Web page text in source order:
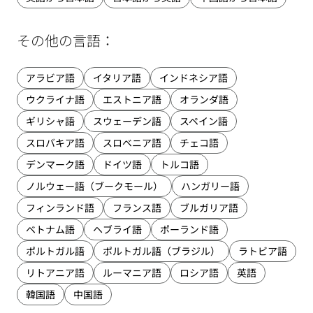
その他の言語：
アラビア語 イタリア語
インドネシア語
ウクライナ語
エストニア語
オランダ語
ギリシャ語
スウェーデン語
スペイン語
スロバキア語
スロベニア語
チェコ語
デンマーク語
ドイツ語
トルコ語
ノルウェー語（ブークモール）
ハンガリー語
フィンランド語
フランス語
ブルガリア語
ベトナム語
ヘブライ語
ポーランド語
ポルトガル語
ポルトガル語（ブラジル）
ラトビア語
リトアニア語
ルーマニア語 ロシア語
英語
韓国語
中国語